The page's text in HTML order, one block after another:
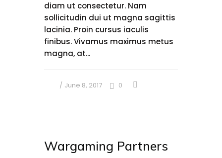
diam ut consectetur. Nam
sollicitudin dui ut magna sagittis
lacinia. Proin cursus iaculis
finibus. Vivamus maximus metus
magna, at...
June 8, 2017 0
Wargaming Partners